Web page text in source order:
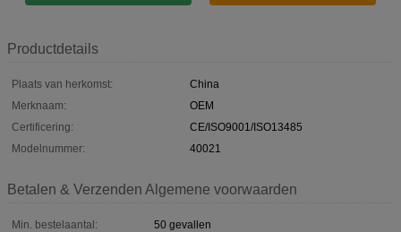
Productdetails
Plaats van herkomst:
China
Merknaam:
OEM
Certificering:
CE/ISO9001/ISO13485
Modelnummer:
40021
Betalen & Verzenden Algemene voorwaarden
Min. bestelaantal:
50 gevallen